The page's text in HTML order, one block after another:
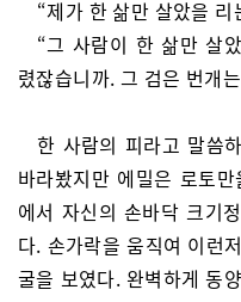
“제가 한 삶만 살았을 리
“그 사람이 한 삶만 살
렸잖습니까. 그 검은 번개
한 사람의 피라고 말씀
바라봤지만 에밀은 로토
에서 자신의 손바닥 크기
다. 손가락을 움직여 이런
굴을 보였다. 완벽하게 동